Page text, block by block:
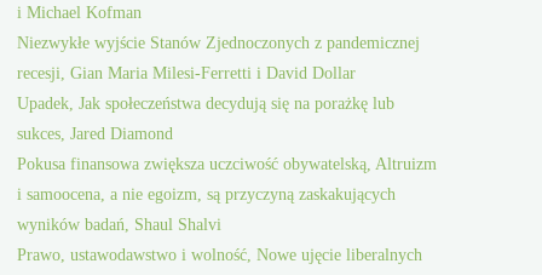
i Michael Kofman
Niezwykłe wyjście Stanów Zjednoczonych z pandemicznej
recesji, Gian Maria Milesi-Ferretti i David Dollar
Upadek, Jak społeczeństwa decydują się na porażkę lub
sukces, Jared Diamond
Pokusa finansowa zwiększa uczciwość obywatelską, Altruizm
i samoocena, a nie egoizm, są przyczyną zaskakujących
wyników badań, Shaul Shalvi
Prawo, ustawodawstwo i wolność, Nowe ujęcie liberalnych